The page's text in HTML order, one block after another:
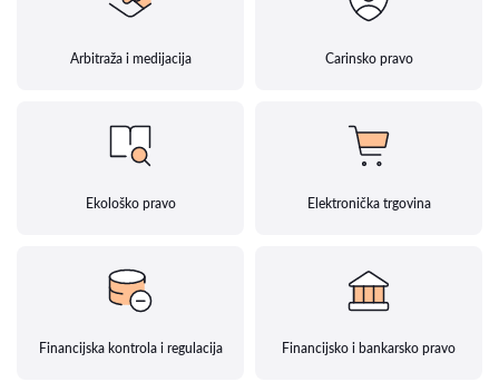
Arbitraža i medijacija Carinsko pravo
Ekološko pravo Elektronička trgovina
Financijska kontrola i regulacija Financijsko i bankarsko pravo